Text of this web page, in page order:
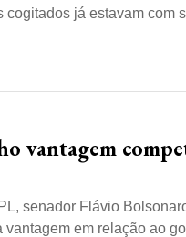
já estavam com
vantagem
senador Flávio
em relação ao